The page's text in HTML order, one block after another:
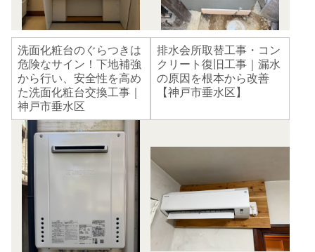
洗面化粧台のぐらつきは
危険なサイン！下地補強
から行い、安全性を高め
た洗面化粧台交換工事｜
神戸市垂水区
排水会所取替工事・コン
クリート復旧工事｜漏水
の原因を根本から改善
【神戸市垂水区】